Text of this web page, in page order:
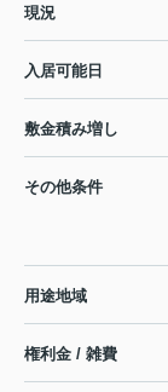
現況
入居可能日
敷金積み増し
その他条件
用途地域
権利金 / 雑費